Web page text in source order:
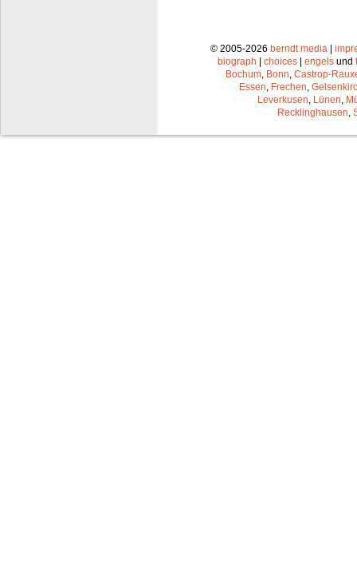
© 2005-2026 berndt media|
biograph
choices engels und
Bochum, Bonn, Castrop-
Essen, Frechen,
Leverkusen, Lünen,
Recklinghausen,